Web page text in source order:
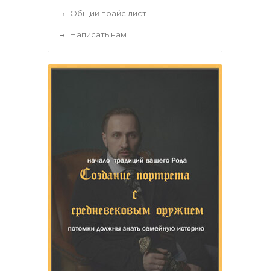
Общий прайс лист
Написать нам